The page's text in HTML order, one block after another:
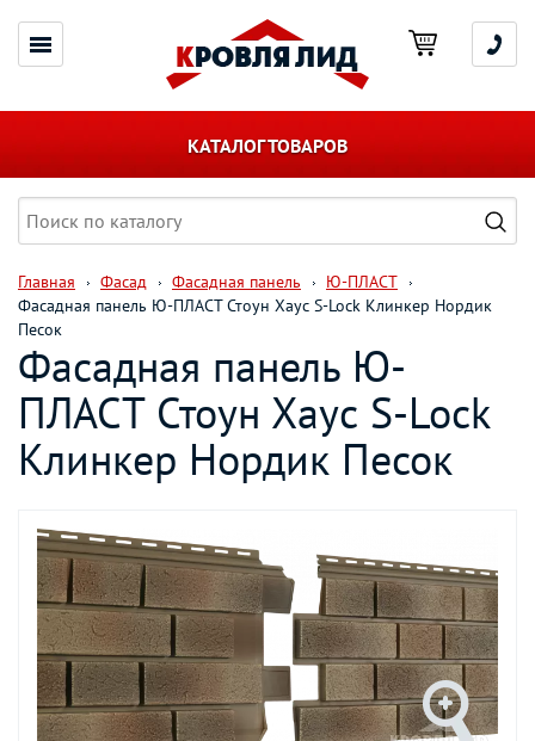
КАТАЛОГ ТОВАРОВ
Главная Фасад Фасадная панель
Ю-ПЛАСТ
Фасадная панель Ю-ПЛАСТ Стоун Хаус S-Lock Клинкер Нордик
Песок
Фасадная панель Ю-
ПЛАСТ Стоун Хаус S-Lock
Клинкер Нордик Песок